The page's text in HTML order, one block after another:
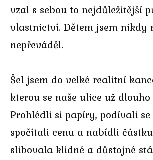
vzal s sebou to nejdůležitější
vlastnictví. Dětem jsem nikdy
nepřeváděl.
Šel jsem do velké realitní
kterou se naše ulice už
Prohlédli si papíry, podívali
spočítali cenu a nabídli
slibovala klidné a důstojné